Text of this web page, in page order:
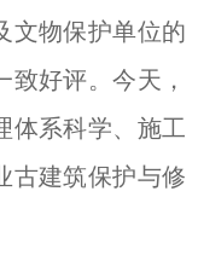
文物保护单位的
好评。今天，
体系科学、施工
古建筑保护与修